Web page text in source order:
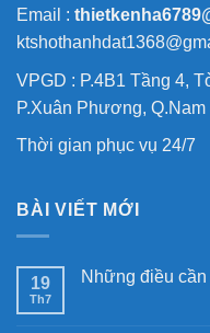
Email :
VPGD : P.4B1 Tầng 4,
P.Xuân Phương,
Thời gian phục vụ 24/7
BÀI VIẾT MỚI
19
Th7
Những điều